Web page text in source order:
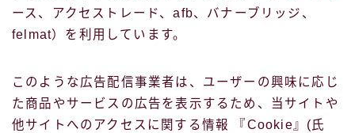
ース、アクセストレード、afb、バナーブリッジ、
felmat）を利用しています。
このような広告配信事業者は、ユーザーの興味に応じ
た商品やサービスの広告を表示するため、当サイトや
他サイトへのアクセスに関する情報 『Cookie』(氏